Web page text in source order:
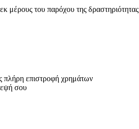
μέρους του παρόχου της δραστηριότητας
πλήρη επιστροφή χρημάτων
σου